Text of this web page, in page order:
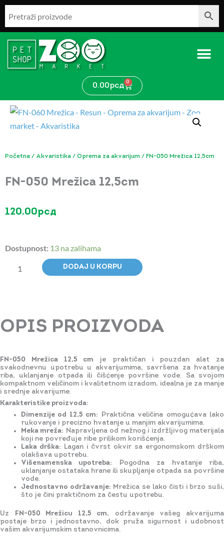
Pređi
sadržaj
0.00рсд 0
Cart
Početna / Akvaristika / Oprema za akvarijum / FN-050 Mrežica 12,5cm
FN-050 Mrežica 12,5cm
120.00рсд
Dostupnost: 13 na zalihama
050
Mrežica
DODAJ U KORPU
OPIS PROIZVODA
FN-050 Mrežica 12,5 cm je praktičan i pouzdan alat za
svakodnevnu upotrebu u akvarijumima, savršena za hvatanje
riba, uklanjanje otpada ili čišćenje površine vode. Sa svojom
kompaktnom veličinom i kvalitetnom izradom, idealna je za manje
i srednje akvarijume.
Karakteristike proizvoda:
Dimenzije od 12,5 cm: Praktična veličina omogućava lako
rukovanje i precizno hvatanje u manjim akvarijumima.
Meka mreža: Napravljena od nežnog i izdržljivog materijala
koji ne povređuje ribe prilikom korišćenja.
Laka drška: Lagan i čvrst okvir sa ergonomskom drškom
olakšava upotrebu.
Višenamenska upotreba: Pogodna za hvatanje riba,
uklanjanje ostataka hrane ili skupljanje otpada sa površine
vode.
Jednostavno održavanje: Mrežica se lako čisti i brzo suši,
što je čini praktičnom za čestu upotrebu.
Uz FN-050 Mrežicu 12,5 cm, održavanje vašeg akvarijuma
postaje brzo i jednostavno, dok pruža sigurnost i udobnost
vašim akvarijumskim stanovnicima.